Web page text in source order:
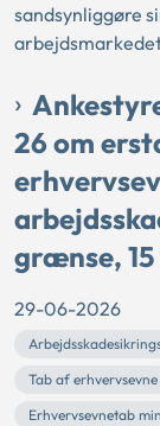
sandsynliggøre
26 om
grænse,
29-06-2026
Tab af erhvervsevne
Erhvervsevnetab